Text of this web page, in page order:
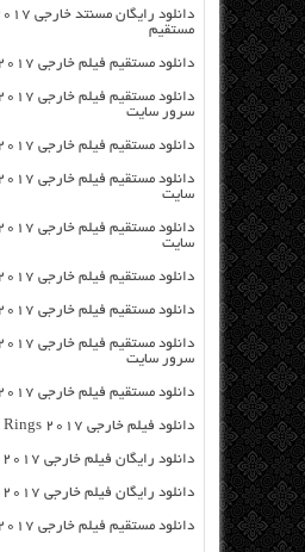
مستقیم
دانلود مستقیم فیلم خارجی OK Jaanu 2017 از سرور سایت
سرور سایت
دانلود مستقیم فیلم خارجی Cross Wars 2017 از سرور سایت
سایت
سایت
دانلود مستقیم فیلم خارجی Zeroville 2017 از سرور سایت
دانلود مستقیم فیلم خارجی The Mummy 2017 از سرور سایت
سرور سایت
دانلود مستقیم فیلم خارجی Running Wild 2017 از سرور سایت
دانلود فیلم خارجی Rings 2017 از سرور سایت
دانلود رایگان فیلم خارجی Dunkirk 2017 با لینک مستقیم
دانلود رایگان فیلم خارجی Eloise 2017 با لینک مستقیم
دانلود مستقیم فیلم خارجی Essex Heist 2017 از سرور سایت